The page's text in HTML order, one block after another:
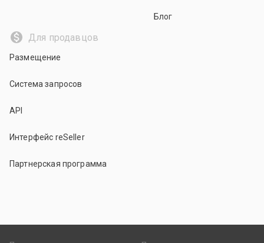
Блог
Для продавцов
Размещение
Система запросов
API
Интерфейс reSeller
Партнерская программа